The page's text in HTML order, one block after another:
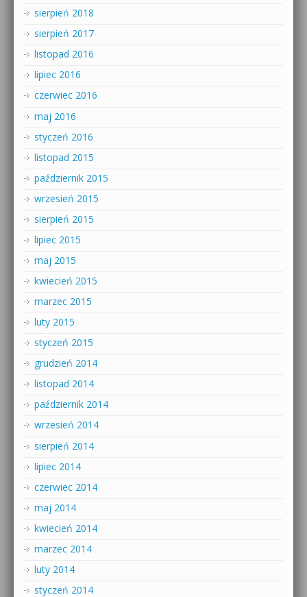
sierpień 2018
sierpień 2017
listopad 2016
lipiec 2016
czerwiec 2016
maj 2016
styczeń 2016
listopad 2015
październik 2015
wrzesień 2015
sierpień 2015
lipiec 2015
maj 2015
kwiecień 2015
marzec 2015
luty 2015
styczeń 2015
grudzień 2014
listopad 2014
październik 2014
wrzesień 2014
sierpień 2014
lipiec 2014
czerwiec 2014
maj 2014
kwiecień 2014
marzec 2014
luty 2014
styczeń 2014